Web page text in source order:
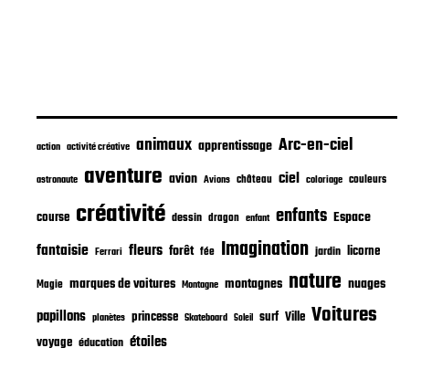
t
o
action activité créative animaux apprentissage Arc-en-ciel
astronaute aventure avion Avions château ciel coloriage couleurs
course créativité dessin dragon enfant enfants Espace
fantaisie Ferrari fleurs forêt fée Imagination jardin licorne
Magie marques de voitures Montagne montagnes nature nuages
papillons planètes princesse Skateboard Soleil surf Ville Voitures
voyage éducation étoiles